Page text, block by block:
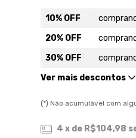
10% OFF
20% OFF
30% OFF
Ver mais descontos
(*) Não acumulável com
4 x de R$104,98